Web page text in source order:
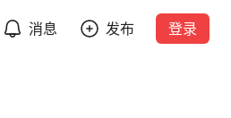
消息 发布 登录